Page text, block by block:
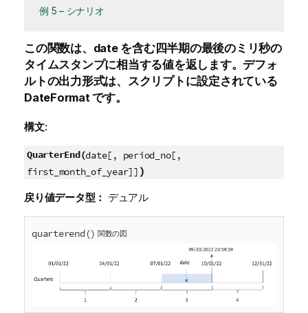
例 5 – シナリオ
この関数は、 dateを含む四半期の最後のミリ秒の
タイムスタンプに相当する値を返します。デフォ
ルトの出力形式は、スクリプトに設定されている
DateFormatです。
構文:
QuarterEnd(date[, period_no[,
first_month_of_year]] )
戻り値データ型： デュアル
quarterend() 関数の図